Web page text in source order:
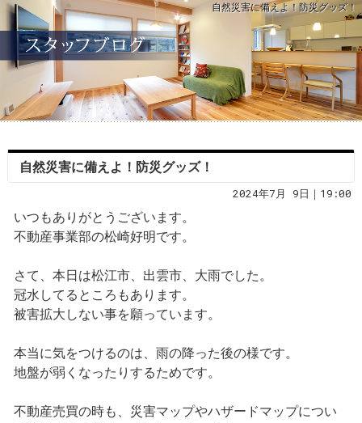
自然災害に備えよ！防災グッズ！
自然災害に備えよ！防災グッズ！
2024年7月 9日｜19:00
いつもありがとうございます。
不動産事業部の松崎好明です。
さて、本日は松江市、出雲市、大雨でした。
冠水してるところもあります。
被害拡大しない事を願っています。
本当に気をつけるのは、雨の降った後の様です。
地盤が弱くなったりするためです。
不動産売買の時も、災害マップやハザードマップについ